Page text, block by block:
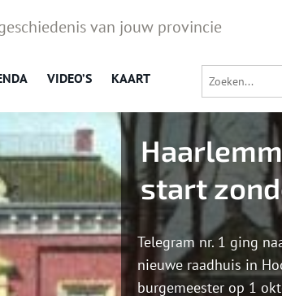
van jouw provincie
VIDEO’S KAART
start
Telegram nr. 1 ging
nieuwe raadhuis in
burgemeester op 1